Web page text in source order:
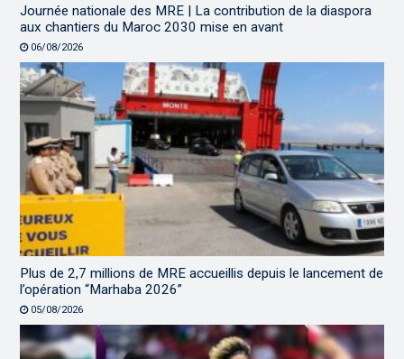
Journée nationale des MRE | La contribution de la diaspora
aux chantiers du Maroc 2030 mise en avant
06/08/2026
Plus de 2,7 millions de MRE accueillis depuis le lancement de
l’opération “Marhaba 2026”
05/08/2026